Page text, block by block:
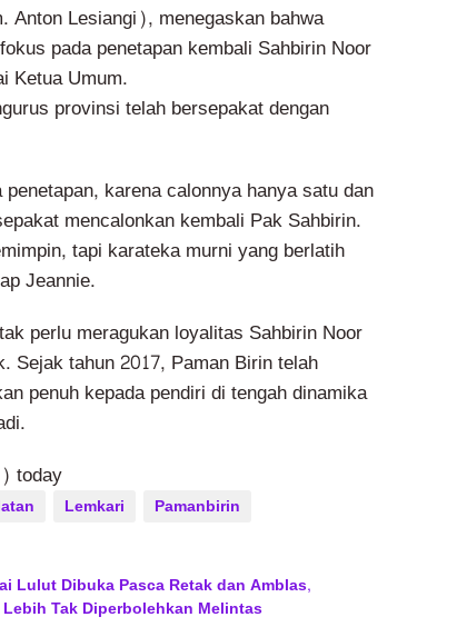
Anton Lesiangi), menegaskan bahwa
pada penetapan kembali Sahbirin Noor
Ketua Umum.
provinsi telah bersepakat dengan
karena calonnya hanya satu dan
mencalonkan kembali Pak Sahbirin.
tapi karateka murni yang berlatih
Jeannie.
perlu meragukan loyalitas Sahbirin Noor
Sejak tahun 2017, Paman Birin telah
penuh kepada pendiri di tengah dinamika
today
Lemkari
Pamanbirin
Lulut Dibuka Pasca Retak dan Amblas,
Tak Diperbolehkan Melintas